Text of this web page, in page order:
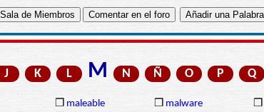
J K L M N Ñ O P Q
❒ maleable ❒ malware ❒